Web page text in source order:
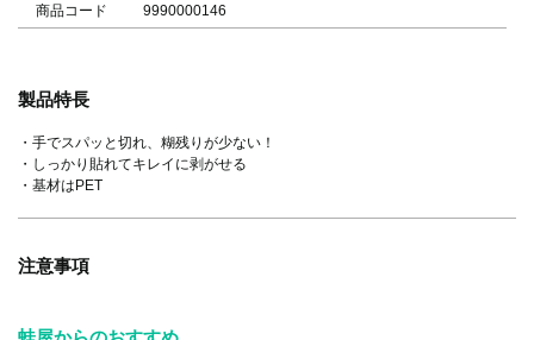
商品コード 9990000146
製品特長
・手でスパッと切れ、糊残りが少ない！
・しっかり貼れてキレイに剥がせる
・基材はPET
注意事項